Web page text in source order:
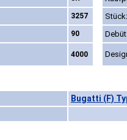
3257
90 Debüt
4000
Bugatti (F)